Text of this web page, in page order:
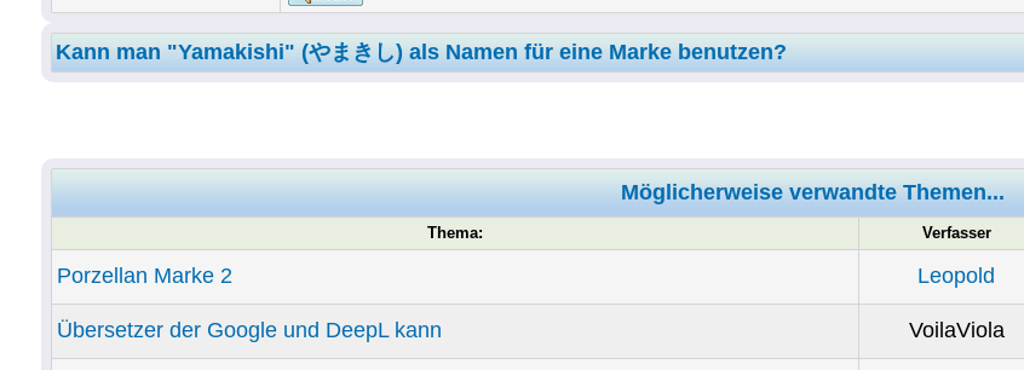
Kann man "Yamakishi" (やまきし) als Namen für eine Marke benutzen?
Möglicherweise verwandte Themen...
Thema: Verfasser
Porzellan Marke 2 Leopold
Übersetzer der Google und DeepL kann VoilaViola